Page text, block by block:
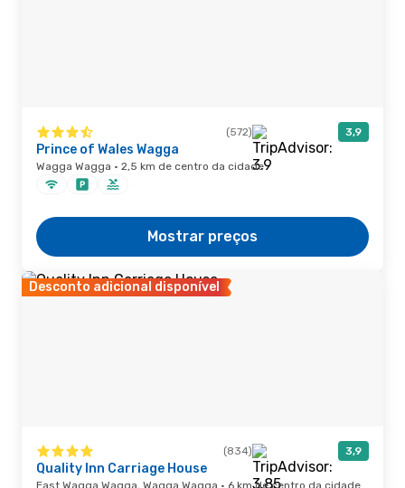
(572) 3,9
Prince of Wales Wagga
Wagga Wagga · 2,5 km de centro da cidade
Mostrar preços
Desconto adicional disponível
(834) 3,9
Quality Inn Carriage House
East Wagga Wagga, Wagga Wagga · 6 km de centro da cidade